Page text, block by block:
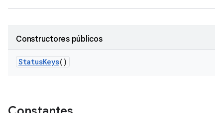
Constructores públicos
StatusKeys()